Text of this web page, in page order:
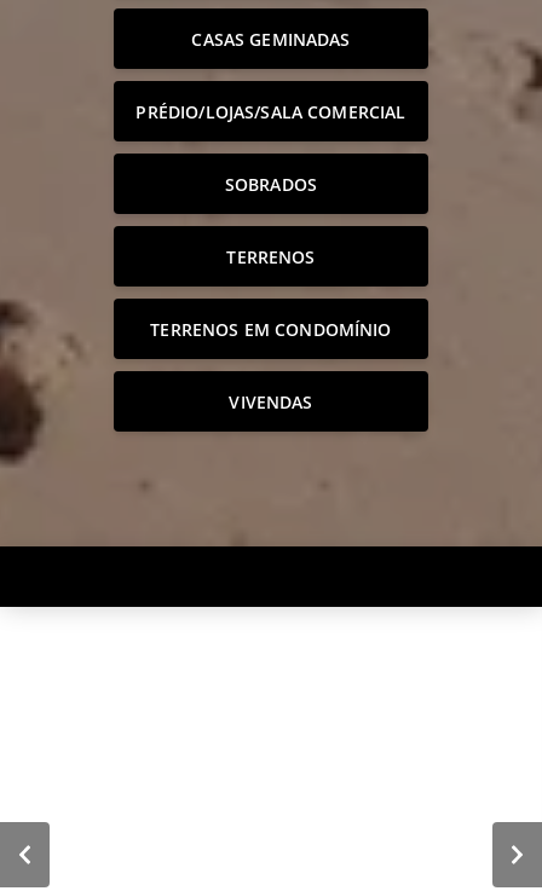
CASAS GEMINADAS
PRÉDIO/LOJAS/SALA COMERCIAL
SOBRADOS
TERRENOS
TERRENOS EM CONDOMÍNIO
VIVENDAS